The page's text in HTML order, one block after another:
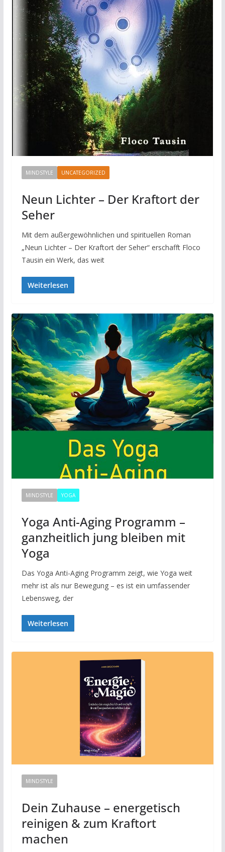
MINDSTYLE UNCATEGORIZED
Neun Lichter – Der Kraftort der
Seher
Mit dem außergewöhnlichen und spirituellen Roman
„Neun Lichter – Der Kraftort der Seher“ erschafft Floco
Tausin ein Werk, das weit
Weiterlesen
MINDSTYLE YOGA
Yoga Anti-Aging Programm –
ganzheitlich jung bleiben mit
Yoga
Das Yoga Anti-Aging Programm zeigt, wie Yoga weit
mehr ist als nur Bewegung – es ist ein umfassender
Lebensweg, der
Weiterlesen
MINDSTYLE
Dein Zuhause – energetisch
reinigen & zum Kraftort
machen